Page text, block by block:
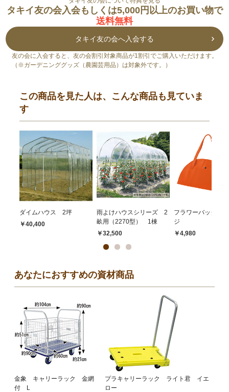
タキイ友の会入会もしくは5,000円以上のお買い物で
送料無料
タキイ友の会へ入会する
友の会に入会すると、友の会割引対象商品が1割引でご購入いただけます。
（※ガーデニンググッズ（農園芸用品）は対象外です。）
この商品を見た人は、こんな商品も見ていま
す
ダイムハウス 2坪
￥40,400
雨よけハウスシリーズ 2
畝用（2270型） 1棟
￥32,500
フラワーバッグ・
ジ
￥4,980
あなたにおすすめの資材商品
金象 キャリーラック 金網
付 L
プラキャリーラック ライト君 イエ
ロー